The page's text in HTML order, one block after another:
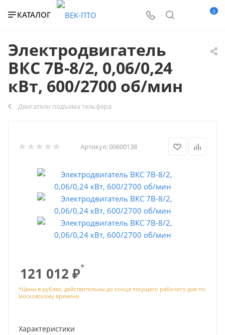
КАТАЛОГ 0
Электродвигатель
ВКС 7В-8/2, 0,06/0,24
кВт, 600/2700 об/мин
Двигатели подъема тельфера
Артикул:00600138
121 012 ₽*
Характеристики